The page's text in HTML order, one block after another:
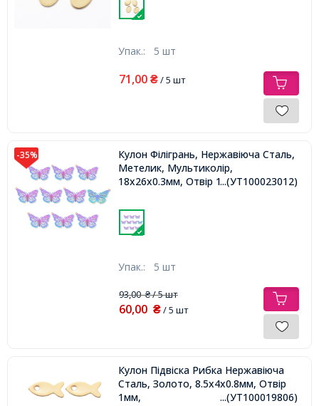
Упак.: 5 шт
71,00 ₴/ 5 шт
-35%
Кулон Філігрань, Нержавіюча Сталь,
Метелик, Мультиколір,
18x26x0.3мм, Отвір 1.2мм,...(УТ100023012)
Упак.: 5 шт
93,00₴/ 5 шт
60,00 ₴/ 5 шт
Кулон Підвіска Рибка Нержавіюча
Сталь, Золото, 8.5х4х0.8мм, Отвір
1мм,
...(УТ100019806)